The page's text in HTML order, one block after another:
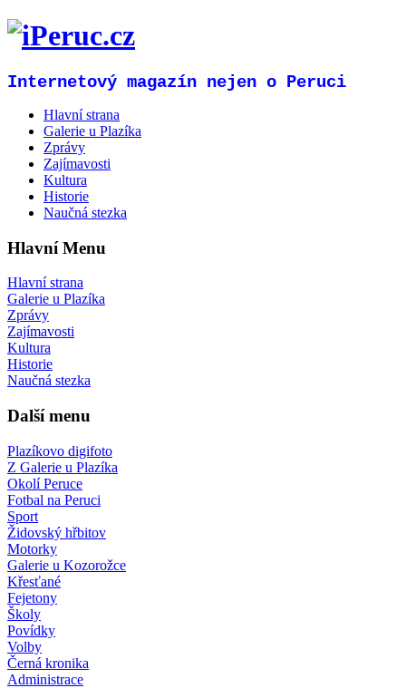
Internetový magazín nejen o Peruci
Hlavní strana
Galerie u Plazíka
Zprávy
Zajímavosti
Kultura
Historie
Naučná stezka
Hlavní Menu
Hlavní strana
Galerie u Plazíka
Zprávy
Zajímavosti
Kultura
Historie
Naučná stezka
Další menu
Plazíkovo digifoto
Z Galerie u Plazíka
Okolí Peruce
Fotbal na Peruci
Sport
Židovský hřbitov
Motorky
Galerie u Kozorožce
Křesťané
Fejetony
Školy
Povídky
Volby
Černá kronika
Administrace